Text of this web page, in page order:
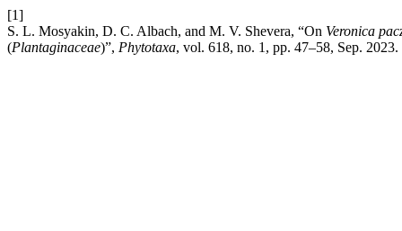
[1]
S. L. Mosyakin, D. C. Albach, and M. V. Shevera, “On Veronica
(Plantaginaceae)”, Phytotaxa, vol. 618, no. 1, pp. 47–58, Sep. 2023.